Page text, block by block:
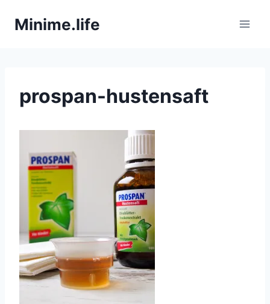
InhaltMinime.life
prospan-hustensaft